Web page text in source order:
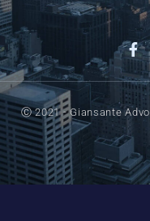
Ⓒ 2021 - Giansante